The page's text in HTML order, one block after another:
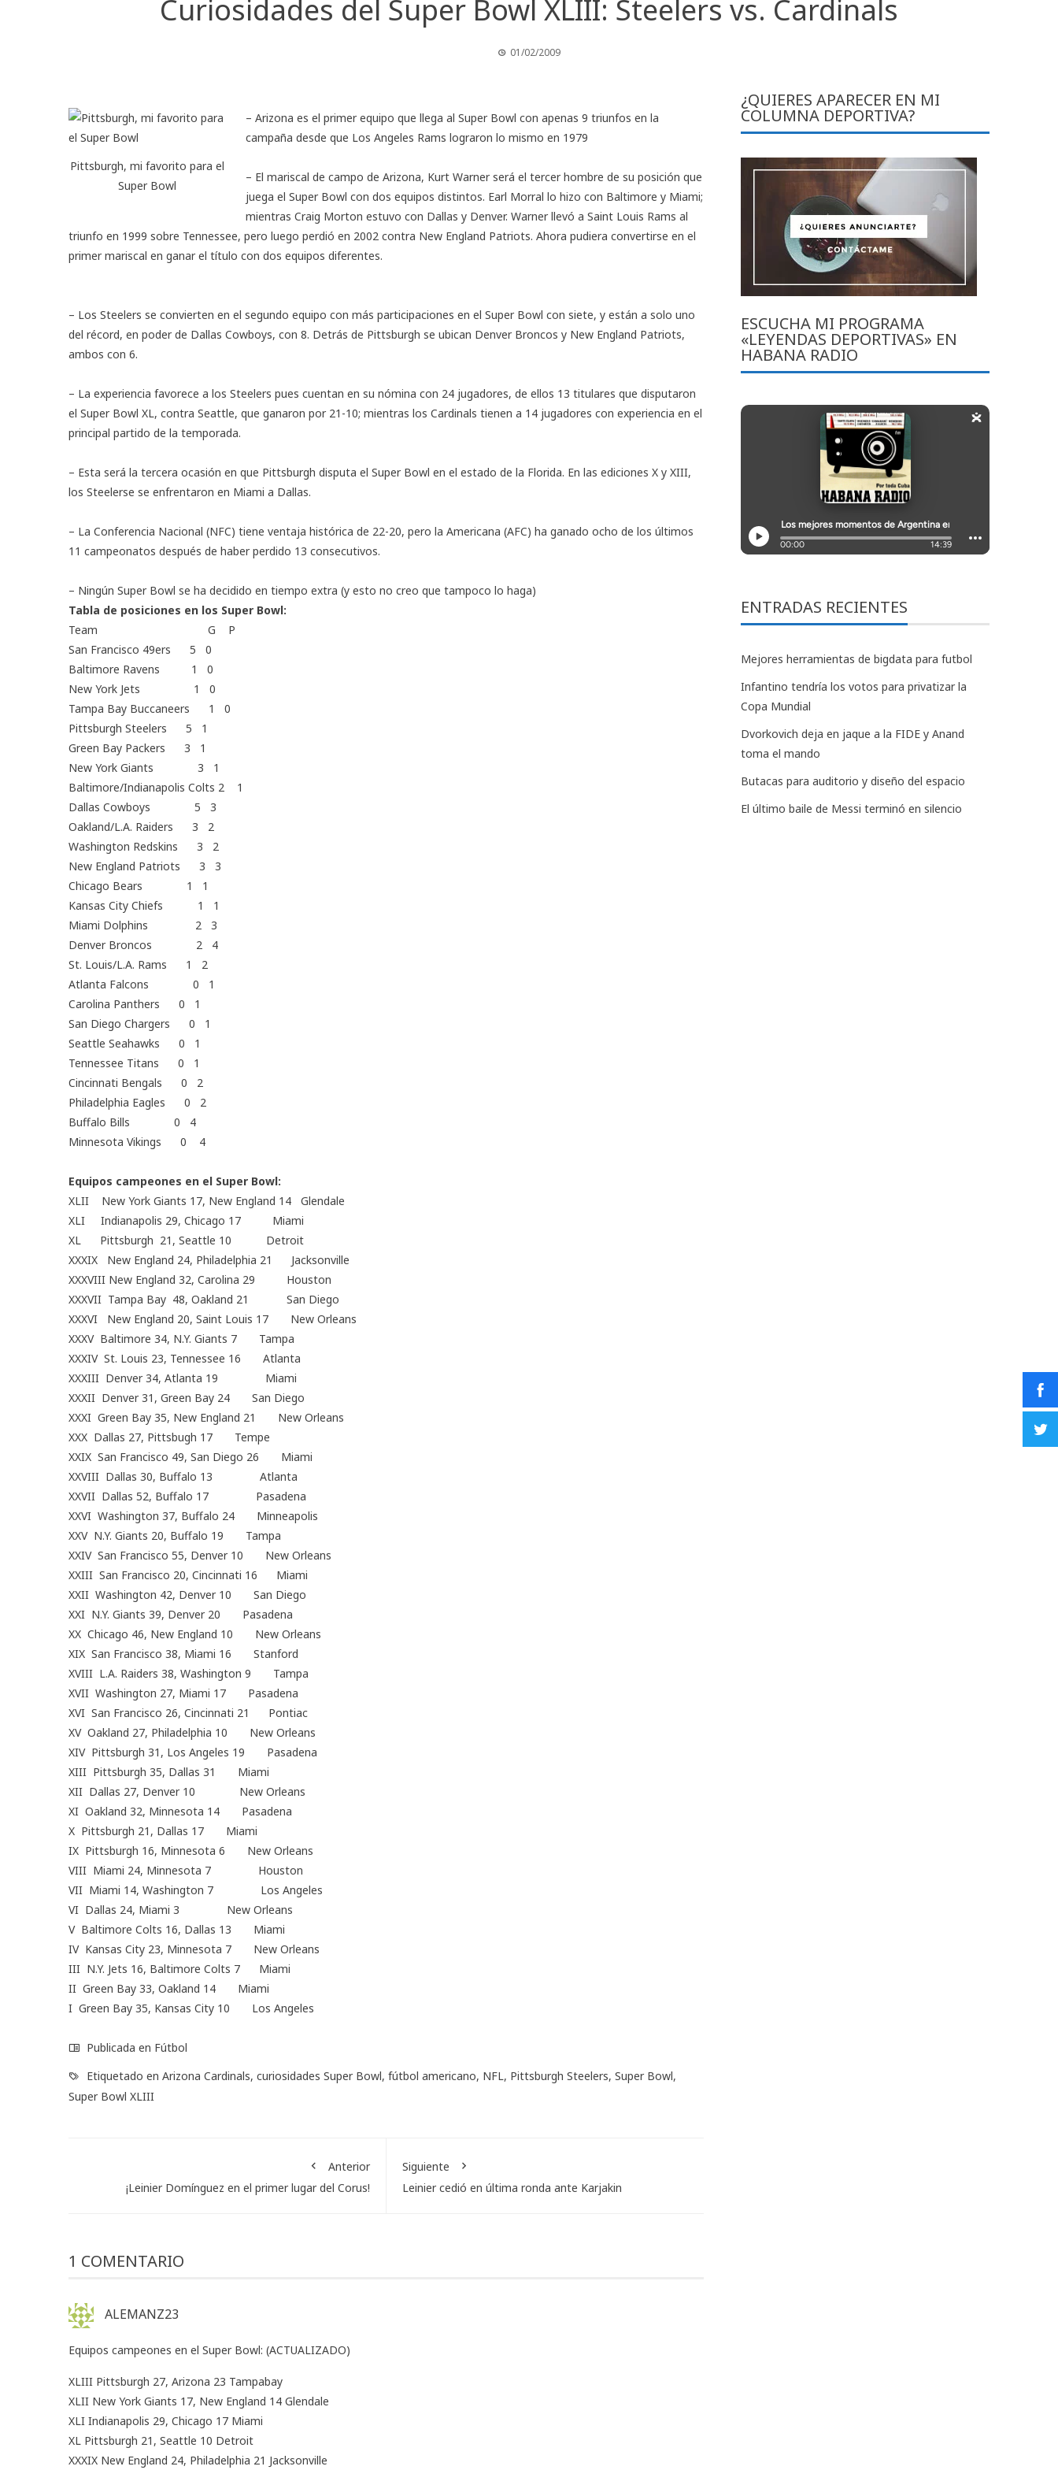
Curiosidades del Super Bowl XLIII: Steelers vs. Cardinals
01/02/2009
Pittsburgh, mi favorito para el
Super Bowl
– Arizona es el primer equipo que llega al Super Bowl con apenas 9 triunfos en la
campaña desde que Los Angeles Rams lograron lo mismo en 1979
– El mariscal de campo de Arizona, Kurt Warner será el tercer hombre de su posición que
juega el Super Bowl con dos equipos distintos. Earl Morral lo hizo con Baltimore y Miami;
mientras Craig Morton estuvo con Dallas y Denver. Warner llevó a Saint Louis Rams al
triunfo en 1999 sobre Tennessee, pero luego perdió en 2002 contra New England Patriots. Ahora pudiera convertirse en el
primer mariscal en ganar el título con dos equipos diferentes.
– Los Steelers se convierten en el segundo equipo con más participaciones en el Super Bowl con siete, y están a solo uno
del récord, en poder de Dallas Cowboys, con 8. Detrás de Pittsburgh se ubican Denver Broncos y New England Patriots,
ambos con 6.
– La experiencia favorece a los Steelers pues cuentan en su nómina con 24 jugadores, de ellos 13 titulares que disputaron
el Super Bowl XL, contra Seattle, que ganaron por 21-10; mientras los Cardinals tienen a 14 jugadores con experiencia en el
principal partido de la temporada.
– Esta será la tercera ocasión en que Pittsburgh disputa el Super Bowl en el estado de la Florida. En las ediciones X y XIII,
los Steelerse se enfrentaron en Miami a Dallas.
– La Conferencia Nacional (NFC) tiene ventaja histórica de 22-20, pero la Americana (AFC) ha ganado ocho de los últimos
11 campeonatos después de haber perdido 13 consecutivos.
– Ningún Super Bowl se ha decidido en tiempo extra (y esto no creo que tampoco lo haga)
Tabla de posiciones en los Super Bowl:
Team G P
San Francisco 49ers 5 0
Baltimore Ravens 1 0
New York Jets 1 0
Tampa Bay Buccaneers 1 0
Pittsburgh Steelers 5 1
Green Bay Packers 3 1
New York Giants 3 1
Baltimore/Indianapolis Colts 2 1
Dallas Cowboys 5 3
Oakland/L.A. Raiders 3 2
Washington Redskins 3 2
New England Patriots 3 3
Chicago Bears 1 1
Kansas City Chiefs 1 1
Miami Dolphins 2 3
Denver Broncos 2 4
St. Louis/L.A. Rams 1 2
Atlanta Falcons 0 1
Carolina Panthers 0 1
San Diego Chargers 0 1
Seattle Seahawks 0 1
Tennessee Titans 0 1
Cincinnati Bengals 0 2
Philadelphia Eagles 0 2
Buffalo Bills 0 4
Minnesota Vikings 0 4
Equipos campeones en el Super Bowl:
XLII New York Giants 17, New England 14 Glendale
XLI Indianapolis 29, Chicago 17 Miami
XL Pittsburgh 21, Seattle 10 Detroit
XXXIX New England 24, Philadelphia 21 Jacksonville
XXXVIII New England 32, Carolina 29 Houston
XXXVII Tampa Bay 48, Oakland 21 San Diego
XXXVI New England 20, Saint Louis 17 New Orleans
XXXV Baltimore 34, N.Y. Giants 7 Tampa
XXXIV St. Louis 23, Tennessee 16 Atlanta
XXXIII Denver 34, Atlanta 19 Miami
XXXII Denver 31, Green Bay 24 San Diego
XXXI Green Bay 35, New England 21 New Orleans
XXX Dallas 27, Pittsbugh 17 Tempe
XXIX San Francisco 49, San Diego 26 Miami
XXVIII Dallas 30, Buffalo 13 Atlanta
XXVII Dallas 52, Buffalo 17 Pasadena
XXVI Washington 37, Buffalo 24 Minneapolis
XXV N.Y. Giants 20, Buffalo 19 Tampa
XXIV San Francisco 55, Denver 10 New Orleans
XXIII San Francisco 20, Cincinnati 16 Miami
XXII Washington 42, Denver 10 San Diego
XXI N.Y. Giants 39, Denver 20 Pasadena
XX Chicago 46, New England 10 New Orleans
XIX San Francisco 38, Miami 16 Stanford
XVIII L.A. Raiders 38, Washington 9 Tampa
XVII Washington 27, Miami 17 Pasadena
XVI San Francisco 26, Cincinnati 21 Pontiac
XV Oakland 27, Philadelphia 10 New Orleans
XIV Pittsburgh 31, Los Angeles 19 Pasadena
XIII Pittsburgh 35, Dallas 31 Miami
XII Dallas 27, Denver 10 New Orleans
XI Oakland 32, Minnesota 14 Pasadena
X Pittsburgh 21, Dallas 17 Miami
IX Pittsburgh 16, Minnesota 6 New Orleans
VIII Miami 24, Minnesota 7 Houston
VII Miami 14, Washington 7 Los Angeles
VI Dallas 24, Miami 3 New Orleans
V Baltimore Colts 16, Dallas 13 Miami
IV Kansas City 23, Minnesota 7 New Orleans
III N.Y. Jets 16, Baltimore Colts 7 Miami
II Green Bay 33, Oakland 14 Miami
I Green Bay 35, Kansas City 10 Los Angeles
Publicada en Fútbol
Etiquetado en Arizona Cardinals, curiosidades Super Bowl, fútbol americano, NFL, Pittsburgh Steelers, Super Bowl,
Super Bowl XLIII
Anterior
¡Leinier Domínguez en el primer lugar del Corus!
Siguiente
Leinier cedió en última ronda ante Karjakin
1 COMENTARIO
ALEMANZ23
Equipos campeones en el Super Bowl: (ACTUALIZADO)
XLIII Pittsburgh 27, Arizona 23 Tampabay
XLII New York Giants 17, New England 14 Glendale
XLI Indianapolis 29, Chicago 17 Miami
XL Pittsburgh 21, Seattle 10 Detroit
XXXIX New England 24, Philadelphia 21 Jacksonville
¿QUIERES APARECER EN MI
COLUMNA DEPORTIVA?
ESCUCHA MI PROGRAMA
«LEYENDAS DEPORTIVAS» EN
HABANA RADIO
ENTRADAS RECIENTES
Mejores herramientas de bigdata para futbol
Infantino tendría los votos para privatizar la
Copa Mundial
Dvorkovich deja en jaque a la FIDE y Anand
toma el mando
Butacas para auditorio y diseño del espacio
El último baile de Messi terminó en silencio